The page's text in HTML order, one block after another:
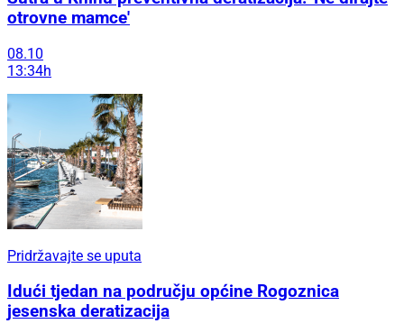
otrovne mamce'
08.10
13:34h
Pridržavajte se uputa
Idući tjedan na području općine Rogoznica
jesenska deratizacija